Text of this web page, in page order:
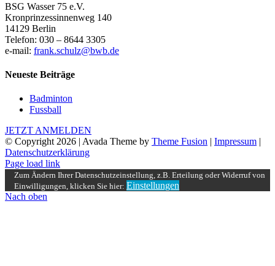
BSG Wasser 75 e.V.
Kronprinzessinnenweg 140
14129 Berlin
Telefon: 030 – 8644 3305
e-mail: frank.schulz@bwb.de
Neueste Beiträge
Badminton
Fussball
JETZT ANMELDEN
© Copyright 2026 | Avada Theme by Theme Fusion | Impressum |
Datenschutzerklärung
Page load link
Zum Ändern Ihrer Datenschutzeinstellung, z.B. Erteilung oder Widerruf von
Einwilligungen, klicken Sie hier: Einstellungen
Nach oben